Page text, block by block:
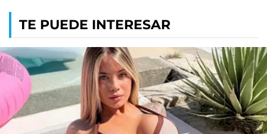
TE PUEDE INTERESAR